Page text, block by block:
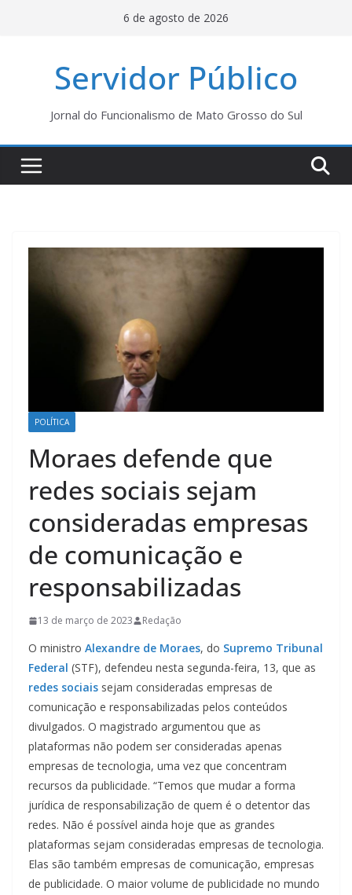
6 de agosto de 2026
Servidor Público
Jornal do Funcionalismo de Mato Grosso do Sul
POLÍTICA
Moraes defende que
redes sociais sejam
consideradas empresas
de comunicação e
responsabilizadas
13 de março de 2023 Redação
O ministro Alexandre de Moraes, do Supremo Tribunal
Federal (STF), defendeu nesta segunda-feira, 13, que as
redes sociais sejam consideradas empresas de
comunicação e responsabilizadas pelos conteúdos
divulgados. O magistrado argumentou que as
plataformas não podem ser consideradas apenas
empresas de tecnologia, uma vez que concentram
recursos da publicidade. “Temos que mudar a forma
jurídica de responsabilização de quem é o detentor das
redes. Não é possível ainda hoje que as grandes
plataformas sejam consideradas empresas de tecnologia.
Elas são também empresas de comunicação, empresas
de publicidade. O maior volume de publicidade no mundo